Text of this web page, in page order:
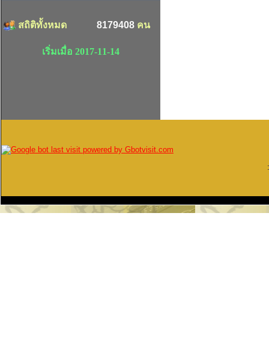
สถิติทั้งหมด 8179408 คน
เริ่มเมื่อ 2017-11-14